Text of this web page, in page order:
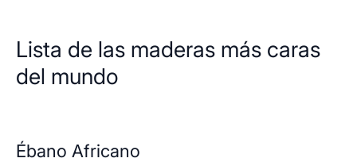
Lista de las maderas más caras
del mundo
Ébano Africano